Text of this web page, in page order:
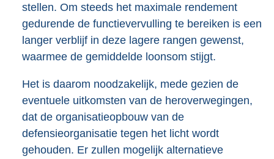
stellen. Om steeds het maximale rendement
gedurende de functievervulling te bereiken is een
langer verblijf in deze lagere rangen gewenst,
waarmee de gemiddelde loonsom stijgt.
Het is daarom noodzakelijk, mede gezien de
eventuele uitkomsten van de heroverwegingen,
dat de organisatieopbouw van de
defensieorganisatie tegen het licht wordt
gehouden. Er zullen mogelijk alternatieve